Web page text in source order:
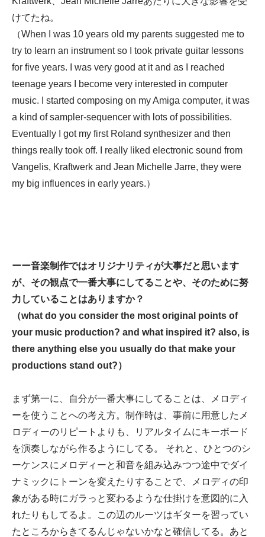
けてたね。
（When I was 10 years old my parents suggested me to
try to learn an instrument so I took private guitar lessons
for five years. I was very good at it and as I reached
teenage years I become very interested in computer
music. I started composing on my Amiga computer, it was
a kind of sampler-sequencer with lots of possibilities.
Eventually I got my first Roland synthesizer and then
things really took off. I really liked electronic sound from
Vangelis, Kraftwerk and Jean Michelle Jarre, they were
my big influences in early years.）
ーー音楽制作ではオリジナリティが大事だと思います
が、その観点で一番大事にしてることや、そのために努
力していることはありますか？
（what do you consider the most original points of
your music production? and what inspired it? also, is
there anything else you usually do that make your
productions stand out?）
まず第一に、自分が一番大事にしてることは、メロディ
ーを使うことへの考え方。制作時は、事前に用意したメ
ロディーのリピートよりも、リアルタイムにキーボード
を演奏しながら作るようにしてる。 それと、ひとつのシ
ーケンスにメロディーと和音を組み込みつつ途中でダイ
ナミックにトーンを変えたりすることで、メロディの印
象がある時にガラっと変わるような仕掛けを意図的に入
れたりもしてるよ。この辺のルーツはギターを習ってい
たところからきてるんじゃないかなと確信してる。あと